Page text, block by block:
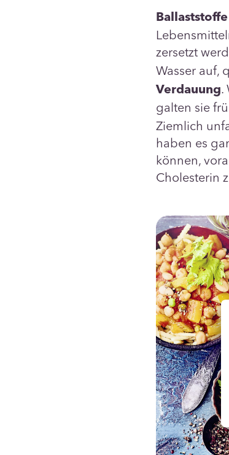
zersetzt
Wasser auf,
Verdauung.
galten sie
Ziemlich
haben es
können,
Cholesterin